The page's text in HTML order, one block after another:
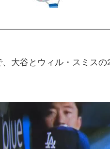
で定着してるものって何？そ
しまうwww
日本の普通のテレビ番組が
本の医療チーム、海外でも
支援に対する日本人の反応
ぶり史上最大級の火山の兆
定出来るからね
大谷とウィル・スミス